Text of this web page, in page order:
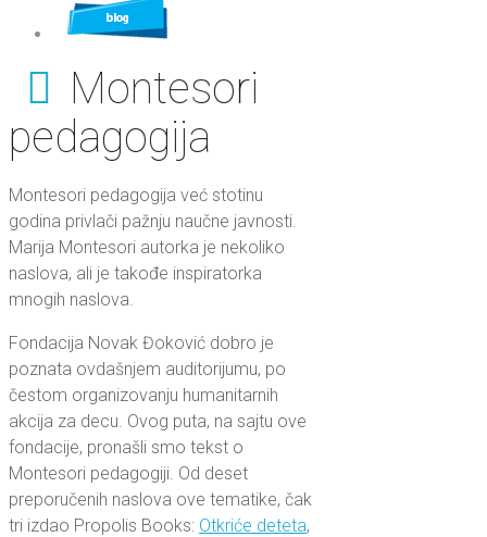
Montesori
pedagogija
Montesori pedagogija već stotinu
godina privlači pažnju naučne javnosti.
Marija Montesori autorka je nekoliko
naslova, ali je takođe inspiratorka
mnogih naslova.
Fondacija Novak Đoković dobro je
poznata ovdašnjem auditorijumu, po
čestom organizovanju humanitarnih
akcija za decu. Ovog puta, na sajtu ove
fondacije, pronašli smo tekst o
Montesori pedagogiji. Od deset
preporučenih naslova ove tematike, čak
tri izdao Propolis Books: Otkriće deteta,